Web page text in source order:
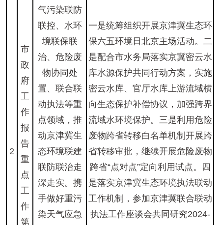
2
市
政
府
工
作
报
告
重
点
工
作
第
气污染联防
联控、水环
境联保联
治、危险废
物协同处
置、联合联
动执法等重
点领域，推
动京津冀生
态环境联建
联防联治走
深走实。携
手做好重污
染天气应急
一是统筹组织开展京津冀生态环
保六五环境日北京主场活动。二
是配合市水务局落实京冀密云水
库水源保护共同行动方案，实施
密云水库、官厅水库上游流域横
向生态保护补偿协议，加强跨界
流域水环境保护。三是利用危险
废物跨省转移白名单机制开展跨
省转移审批，继续开展危险废物
跨省“点对点”定向利用试点。四
是落实京津冀生态环境执法联动
工作机制，参加京津冀联合联动
执法工作座谈会共同研究2024-